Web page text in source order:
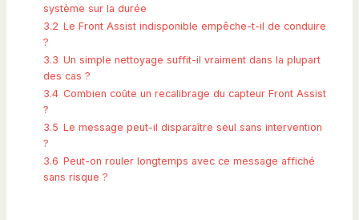
système sur la durée
3.2 Le Front Assist indisponible empêche-t-il de conduire
?
3.3 Un simple nettoyage suffit-il vraiment dans la plupart
des cas ?
3.4 Combien coûte un recalibrage du capteur Front Assist
?
3.5 Le message peut-il disparaître seul sans intervention
?
3.6 Peut-on rouler longtemps avec ce message affiché
sans risque ?